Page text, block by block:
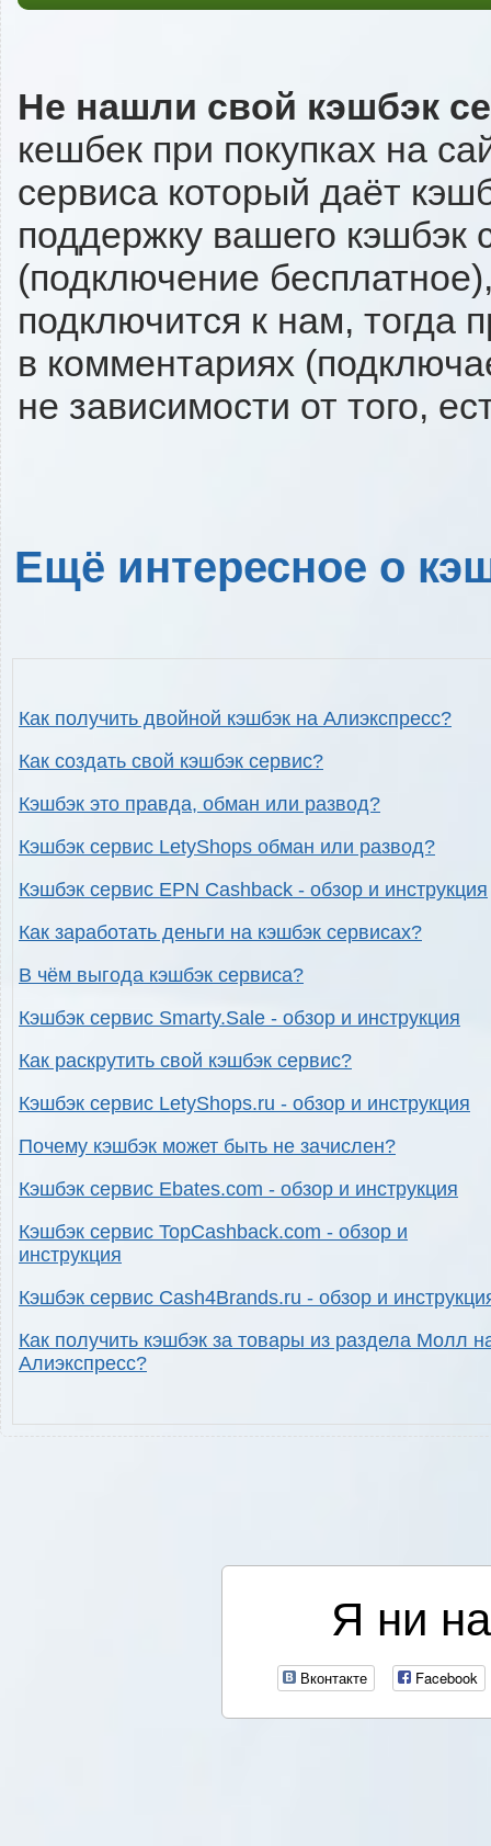
Не нашли свой кэшбэк
кешбек при покупках на
сервиса который даёт
поддержку вашего кэшбэк
(подключение
подключится к нам, тогда
в комментариях
не зависимости от того,
Ещё интересное о
Как получить двойной кэшбэк на Алиэкспресс?
Как создать свой кэшбэк сервис?
Кэшбэк это правда, обман или развод?
Кэшбэк сервис LetyShops обман или развод?
Кэшбэк сервис EPN Cashback - обзор и инструкция
Как заработать деньги на кэшбэк сервисах?
В чём выгода кэшбэк сервиса?
Кэшбэк сервис Smarty.Sale - обзор и инструкция
Как раскрутить свой кэшбэк сервис?
Кэшбэк сервис LetyShops.ru - обзор и инструкция
Почему кэшбэк может быть не зачислен?
Кэшбэк сервис Ebates.com - обзор и инструкция
Кэшбэк сервис TopCashback.com - обзор и
инструкция
Кэшбэк сервис Cash4Brands.ru - обзор и
Как получить кэшбэк за товары из раздела Молл
Алиэкспресс?
Я ни
Вконтакте Facebook